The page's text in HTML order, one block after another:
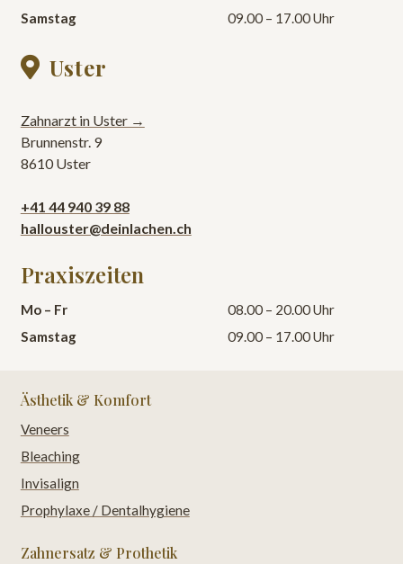
Samstag
09.00 – 17.00 Uhr
 Uster
Zahnarzt in Uster →
Brunnenstr. 9
8610 Uster
+41 44 940 39 88
hallouster@deinlachen.ch
Praxiszeiten
Mo – Fr
08.00 – 20.00 Uhr
Samstag
09.00 – 17.00 Uhr
Ästhetik & Komfort
Veneers
Bleaching
Invisalign
Prophylaxe / Dentalhygiene
Zahnersatz & Prothetik